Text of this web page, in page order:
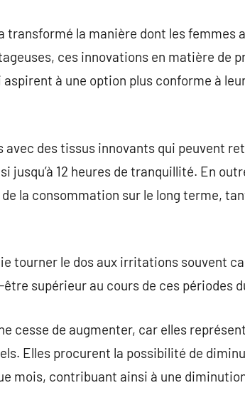
transformé la manière dont les femmes
ces innovations en matière de
à une option plus conforme à
des tissus innovants qui peuvent
jusqu’à 12 heures de tranquillité. En
la consommation sur le long terme,
tourner le dos aux irritations souvent
supérieur au cours de ces périodes
cesse de augmenter, car elles
Elles procurent la possibilité de
mois, contribuant ainsi à une